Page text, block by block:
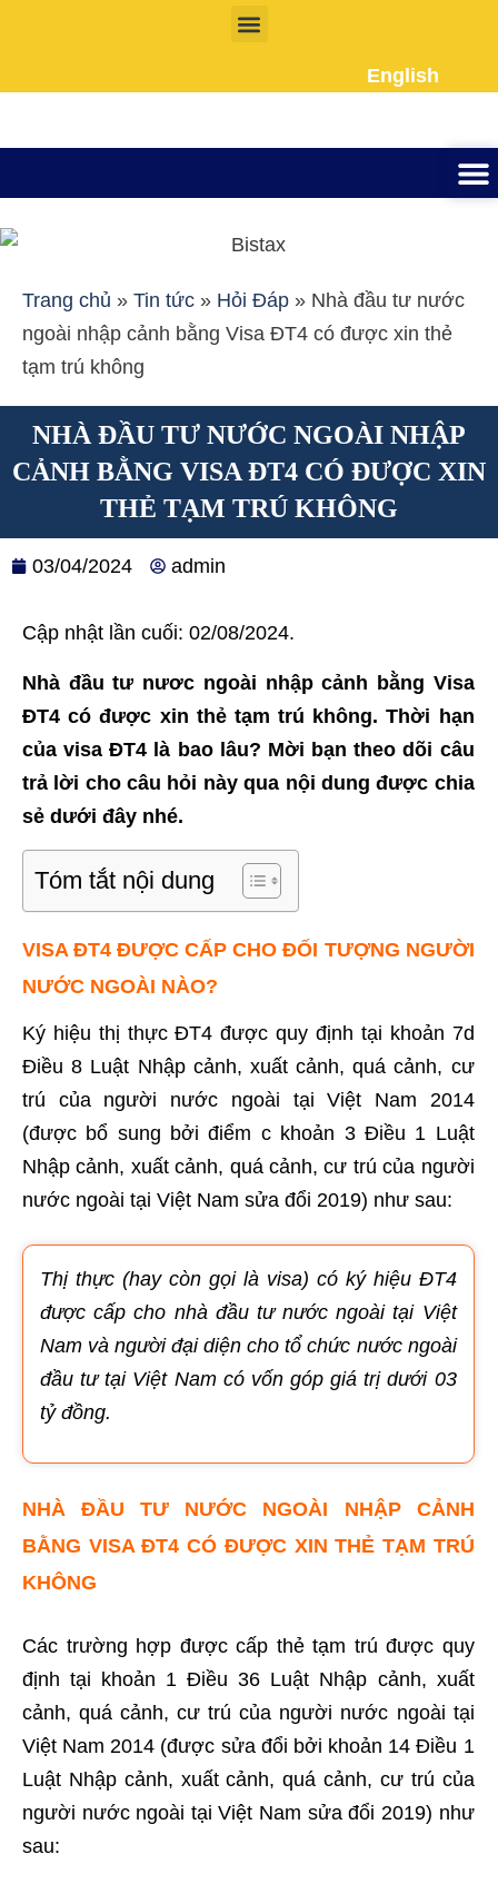
English
Trang chủ » Tin tức » Hỏi Đáp » Nhà đầu tư nước
ngoài nhập cảnh bằng Visa ĐT4 có được xin thẻ
tạm trú không
NHÀ ĐẦU TƯ NƯỚC NGOÀI NHẬP
CẢNH BẰNG VISA ĐT4 CÓ ĐƯỢC XIN
THẺ TẠM TRÚ KHÔNG
03/04/2024 admin
Cập nhật lần cuối: 02/08/2024.
Nhà đầu tư nươc ngoài nhập cảnh bằng Visa
ĐT4 có được xin thẻ tạm trú không. Thời hạn
của visa ĐT4 là bao lâu? Mời bạn theo dõi câu
trả lời cho câu hỏi này qua nội dung được chia
sẻ dưới đây nhé.
Tóm tắt nội dung
VISA ĐT4 ĐƯỢC CẤP CHO ĐỐI TƯỢNG NGƯỜI
NƯỚC NGOÀI NÀO?
Ký hiệu thị thực ĐT4 được quy định tại khoản 7d
Điều 8 Luật Nhập cảnh, xuất cảnh, quá cảnh, cư
trú của người nước ngoài tại Việt Nam 2014
(được bổ sung bởi điểm c khoản 3 Điều 1 Luật
Nhập cảnh, xuất cảnh, quá cảnh, cư trú của người
nước ngoài tại Việt Nam sửa đổi 2019) như sau:
Thị thực (hay còn gọi là visa) có ký hiệu ĐT4
được cấp cho nhà đầu tư nước ngoài tại Việt
Nam và người đại diện cho tổ chức nước ngoài
đầu tư tại Việt Nam có vốn góp giá trị dưới 03
tỷ đồng.
NHÀ ĐẦU TƯ NƯỚC NGOÀI NHẬP CẢNH
BẰNG VISA ĐT4 CÓ ĐƯỢC XIN THẺ TẠM TRÚ
KHÔNG
Các trường hợp được cấp thẻ tạm trú được quy
định tại khoản 1 Điều 36 Luật Nhập cảnh, xuất
cảnh, quá cảnh, cư trú của người nước ngoài tại
Việt Nam 2014 (được sửa đổi bởi khoản 14 Điều 1
Luật Nhập cảnh, xuất cảnh, quá cảnh, cư trú của
người nước ngoài tại Việt Nam sửa đổi 2019) như
sau: